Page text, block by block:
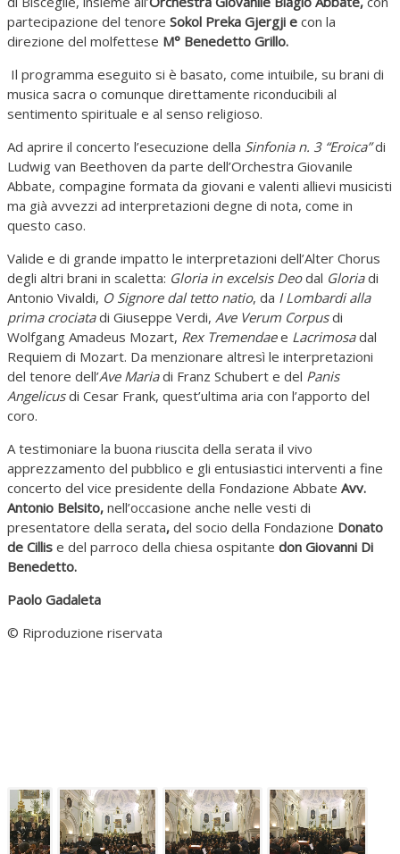
partecipazione del tenore Sokol Preka Gjergji e con la
direzione del molfettese M° Benedetto Grillo.
Il programma eseguito si è basato, come intuibile, su brani di
musica sacra o comunque direttamente riconducibili al
sentimento spirituale e al senso religioso.
Ad aprire il concerto l’esecuzione della Sinfonia n. 3 “Eroica”di
Ludwig van Beethoven da parte dell’Orchestra Giovanile
Abbate, compagine formata da giovani e valenti allievi musicisti
ma già avvezzi ad interpretazioni degne di nota, come in
questo caso.
Valide e di grande impatto le interpretazioni dell’Alter Chorus
degli altri brani in scaletta: Gloria in excelsis Deodal Gloriadi
Antonio Vivaldi, O Signore dal tetto natio, da I Lombardi alla
prima crociatadi Giuseppe Verdi, Ave Verum Corpusdi
Wolfgang Amadeus Mozart, Rex Tremendaee Lacrimosadal
Requiem di Mozart. Da menzionare altresì le interpretazioni
del tenore dell’Ave Mariadi Franz Schubert e del Panis
Angelicusdi Cesar Frank, quest’ultima aria con l’apporto del
coro.
A testimoniare la buona riuscita della serata il vivo
apprezzamento del pubblico e gli entusiastici interventi a fine
concerto del vice presidente della Fondazione Abbate Avv.
Antonio Belsito, nell’occasione anche nelle vesti di
presentatore della serata, del socio della Fondazione Donato
de Cillis e del parroco della chiesa ospitante don Giovanni Di
Benedetto.
Paolo Gadaleta
© Riproduzione riservata